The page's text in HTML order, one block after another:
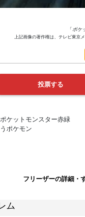
「ポケ
上記画像の著作権は、テレビ東京
ケットモンスター赤緑
ポケモン
フリーザーの詳細・
ム